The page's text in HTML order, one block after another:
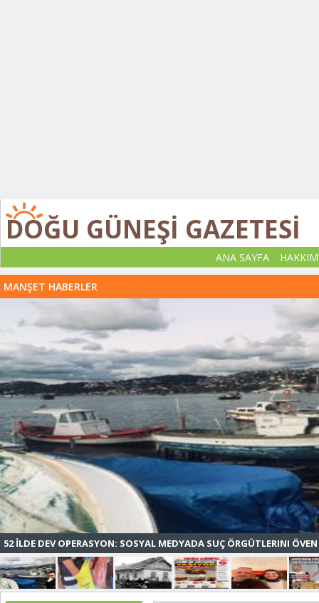
DOĞU GÜNEŞİ GAZETESİ
ANA SAYFA
MANŞET HABERLER
52 İLDE DEV OPERASYON: SOSYAL MEDYADA SUÇ ÖRGÜTLERINI